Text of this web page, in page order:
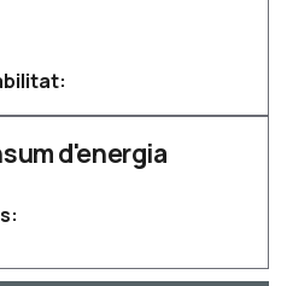
d'energia